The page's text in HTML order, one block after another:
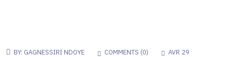
BY: GAGNESSIRI NDOYE COMMENTS (0) AVR 29